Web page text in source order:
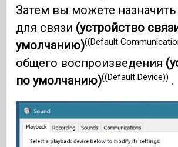
Затем вы можете назначить
для связи (устройство
умолчанию)((Default
общего воспроизведения
по умолчанию)((Default Device)) .